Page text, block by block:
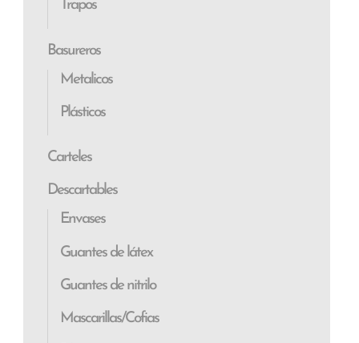
Trapos
Basureros
Metalicos
Plásticos
Carteles
Descartables
Envases
Guantes de látex
Guantes de nitrilo
Mascarillas/Cofias